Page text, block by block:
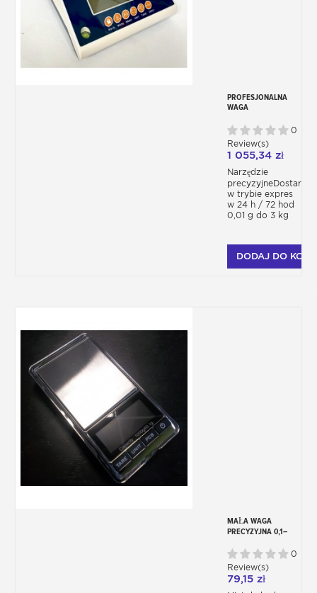
PROFESJONALNA
WAGA
NAJWYŻSZA
PRECYZJA 3 KG
0
Review(s)
1 055,34 zł
Narzędzie
w trybie expres
w 24 h / 72 hod
0,01 g do 3 kg
DODAJ DO
MAŁA WAGA
PRECYZYJNA 0,1–
500G DS16
0
Review(s)
79,15 zł